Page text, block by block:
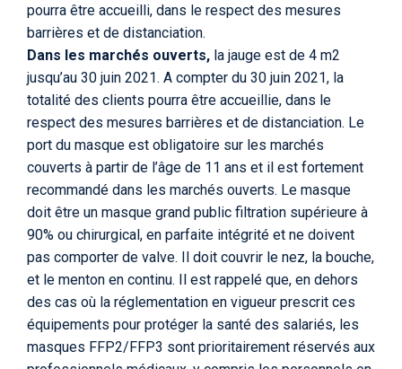
pourra être accueilli, dans le respect des mesures
barrières et de distanciation.
Dans les marchés ouverts, la jauge est de 4 m2
jusqu’au 30 juin 2021. A compter du 30 juin 2021, la
totalité des clients pourra être accueillie, dans le
respect des mesures barrières et de distanciation. Le
port du masque est obligatoire sur les marchés
couverts à partir de l’âge de 11 ans et il est fortement
recommandé dans les marchés ouverts. Le masque
doit être un masque grand public filtration supérieure à
90% ou chirurgical, en parfaite intégrité et ne doivent
pas comporter de valve. Il doit couvrir le nez, la bouche,
et le menton en continu. Il est rappelé que, en dehors
des cas où la réglementation en vigueur prescrit ces
équipements pour protéger la santé des salariés, les
masques FFP2/FFP3 sont prioritairement réservés aux